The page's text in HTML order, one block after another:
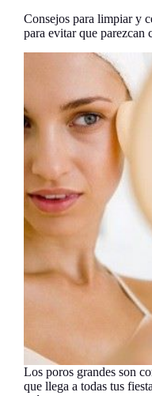
Consejos para limpiar y
para evitar que parezcan
Los poros grandes son
que llega a todas tus